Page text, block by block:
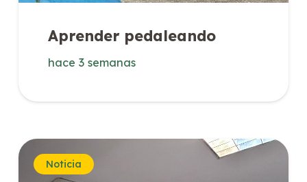
Aprender pedaleando
hace 3 semanas
Noticia